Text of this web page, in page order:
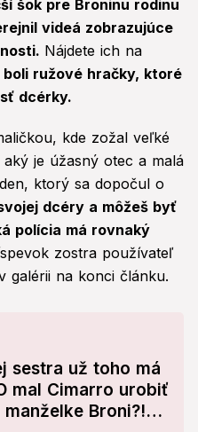
šok pre Broninu rodinu
videá zobrazujúce
Nájdete ich na
ružové hračky, ktoré
dcérky.
kde zožal veľké
je úžasný otec a malá
ktorý sa dopočul o
dcéry a môžeš byť
polícia má rovnaký
zostra používateľ
galérii na konci článku.
sestra už toho má
mal Cimarro urobiť
Broni?!